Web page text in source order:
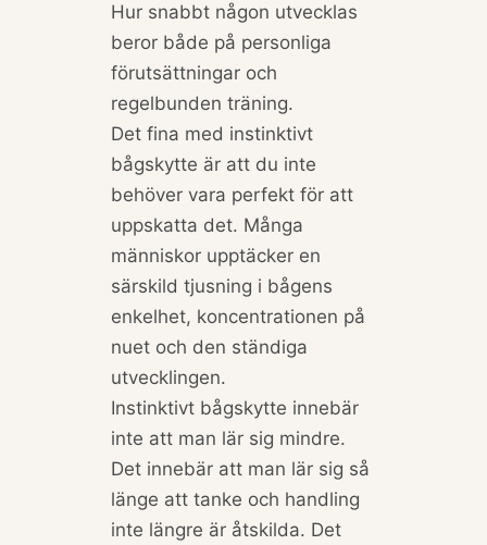
Hur snabbt någon utvecklas
beror både på personliga
förutsättningar och
regelbunden träning.
Det fina med instinktivt
bågskytte är att du inte
behöver vara perfekt för att
uppskatta det. Många
människor upptäcker en
särskild tjusning i bågens
enkelhet, koncentrationen på
nuet och den ständiga
utvecklingen.
Instinktivt bågskytte innebär
inte att man lär sig mindre.
Det innebär att man lär sig så
länge att tanke och handling
inte längre är åtskilda. Det